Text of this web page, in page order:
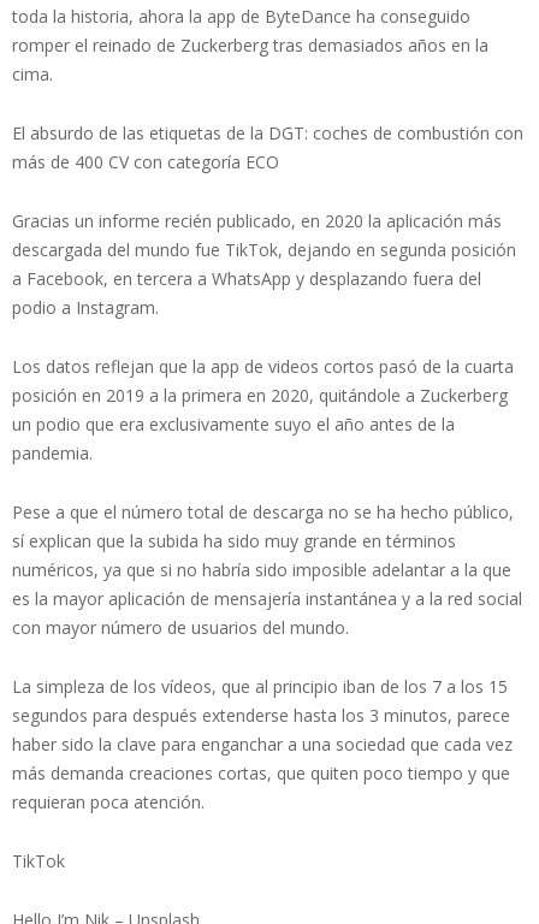
toda la historia, ahora la app de ByteDance ha conseguido
romper el reinado de Zuckerberg tras demasiados años en la
cima.
El absurdo de las etiquetas de la DGT: coches de combustión con
más de 400 CV con categoría ECO
Gracias un informe recién publicado, en 2020 la aplicación más
descargada del mundo fue TikTok, dejando en segunda posición
a Facebook, en tercera a WhatsApp y desplazando fuera del
podio a Instagram.
Los datos reflejan que la app de videos cortos pasó de la cuarta
posición en 2019 a la primera en 2020, quitándole a Zuckerberg
un podio que era exclusivamente suyo el año antes de la
pandemia.
Pese a que el número total de descarga no se ha hecho público,
sí explican que la subida ha sido muy grande en términos
numéricos, ya que si no habría sido imposible adelantar a la que
es la mayor aplicación de mensajería instantánea y a la red social
con mayor número de usuarios del mundo.
La simpleza de los vídeos, que al principio iban de los 7 a los 15
segundos para después extenderse hasta los 3 minutos, parece
haber sido la clave para enganchar a una sociedad que cada vez
más demanda creaciones cortas, que quiten poco tiempo y que
requieran poca atención.
TikTok
Hello I’m Nik – Unsplash